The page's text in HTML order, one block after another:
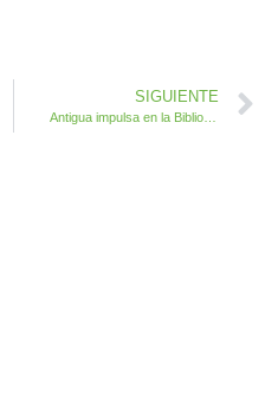
SIGUIENTE
Antigua impulsa en la Biblioteca y centros culturales el hábito por la lectura y los cuentos